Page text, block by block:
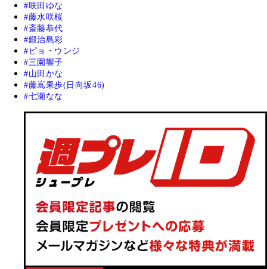
咲田ゆな
藤水咲桜
斎藤恭代
鍛治島彩
ピョ・ウンジ
三園響子
山田かな
藤嶌果歩(日向坂46)
七瀬なな